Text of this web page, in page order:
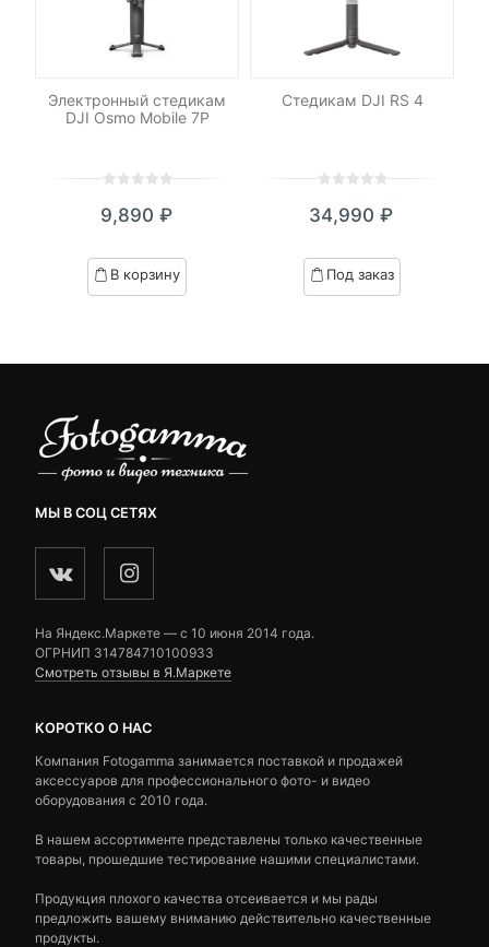
Электронный стедикам
DJI Osmo Mobile 7P
out
based
on
9,890 ₽
В корзину
Стедикам DJI RS 4
out
based
on
34,990 ₽
Под заказ
МЫ В СОЦ СЕТЯХ
На Яндекс.Маркете — c 10 июня 2014 года.
ОГРНИП 314784710100933
Смотреть отзывы в Я.Маркете
КОРОТКО О НАС
Компания Fotogamma занимается поставкой и продажей
аксессуаров для профессионального фото- и видео
оборудования с 2010 года.
В нашем ассортименте представлены только качественные
товары, прошедшие тестирование нашими специалистами.
Продукция плохого качества отсеивается и мы рады
предложить вашему вниманию действительно качественные
продукты.